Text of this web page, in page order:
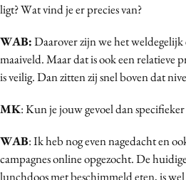
ligt? Wat vind je er precies van?
WAB:Daarover zijn we het weldegelijk
maaiveld. Maar dat is ook een relatieve
is veilig. Dan zitten zij snel boven dat
MK: Kun je jouw gevoel dan
WAB: Ik heb nog even nagedacht en
campagnes online opgezocht. De
lunchdoos met beschimmeld eten, is